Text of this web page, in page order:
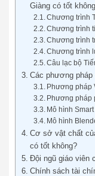
Giàng có tốt
Chương trình
Chương trình
Chương trình
Chương trình
Câu lạc bộ
Các phương
Phương pháp
Phương pháp
Mô hình
Mô hình
Cơ sở vật chất
có tốt không?
Đội ngũ giáo viên
Chính sách tài